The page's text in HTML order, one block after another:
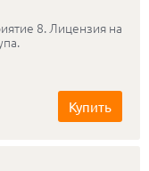
8. Лицензия на
Купить